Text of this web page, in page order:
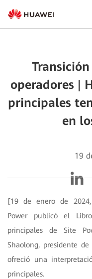
operadores |
principales
en
19
[19 de enero de
Power publicó el
principales de Site
Shaolong, presidente
ofreció una
principales.